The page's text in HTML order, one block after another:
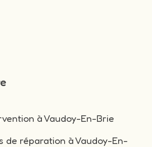
à Vaudoy-En-Brie
de réparation à Vaudoy-En-